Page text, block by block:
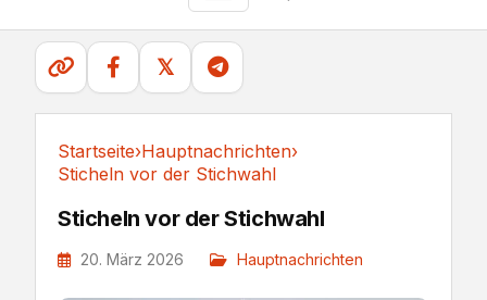
𝕏
Startseite›Hauptnachrichten›
Sticheln vor der Stichwahl
Sticheln vor der Stichwahl
20. März 2026 Hauptnachrichten